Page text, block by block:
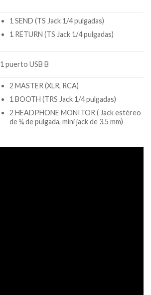
1 SEND (TS Jack 1/4 pulgadas)
1 RETURN (TS Jack 1/4 pulgadas)
1 puerto USB B
2 MASTER (XLR, RCA)
1 BOOTH (TRS Jack 1/4 pulgadas)
2 HEADPHONE MONITOR ( Jack estéreo
de ¼ de pulgada, mini jack de 3.5 mm)